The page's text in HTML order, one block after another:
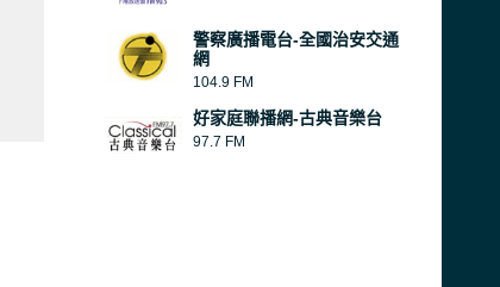
警察廣播電台-全國治安交通
網
104.9 FM
好家庭聯播網-古典音樂台
97.7 FM